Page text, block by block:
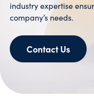
industry expertise
company’s needs.
Contact Us